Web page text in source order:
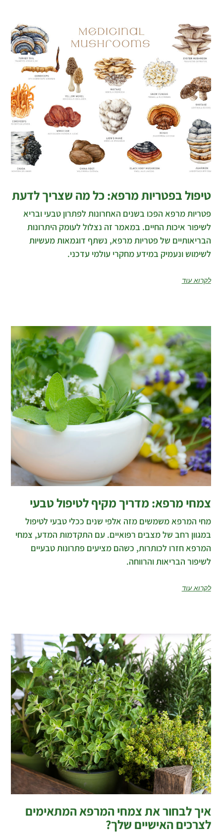
טיפול בפטריות מרפא: כל מה שצריך לדעת
פטריות מרפא הפכו בשנים האחרונות לפתרון טבעי ובריא
לשיפור איכות החיים. במאמר זה נצלול לעומק היתרונות
הבריאותיים של פטריות מרפא, נשתף דוגמאות מעשיות
לשימוש ונעמיק במידע מחקרי עולמי עדכני.
לקרוא עוד
צמחי מרפא: מדריך מקיף לטיפול טבעי
מחי המרפא משמשים מזה אלפי שנים ככלי טבעי לטיפול
במגוון רחב של מצבים רפואיים. עם התקדמות המדע, צמחי
המרפא חזרו לכותרות, כשהם מציעים פתרונות טבעיים
לשיפור הבריאות והרווחה.
לקרוא עוד
איך לבחור את צמחי המרפא המתאימים
לצרכים האישיים שלך?